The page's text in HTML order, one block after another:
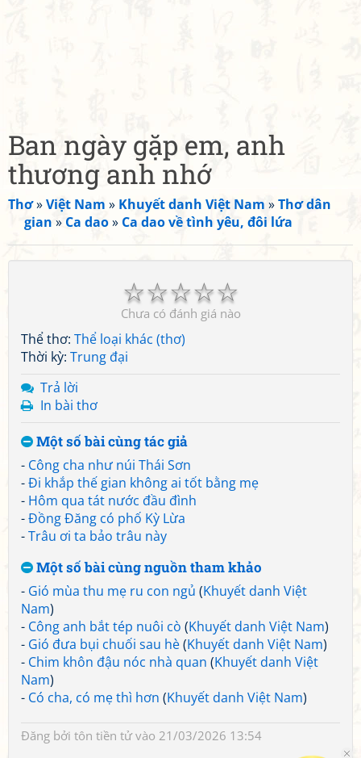
Ban ngày gặp em, anh
thương anh nhớ
Thơ»Việt Nam » Khuyết danh Việt Nam »Thơ dân
gian » Ca dao» Ca dao về tình yêu, đôi lứa
☆
☆
☆
☆
☆
Chưa có đánh giá nào
Thể thơ: Thể loại khác (thơ)
Thời kỳ: Trung đại
Trả lời
In bài thơ
Một số bài cùng tác giả
- Công cha như núi Thái Sơn
-Đi khắp thế gian không ai tốt bằng mẹ
- Hôm qua tát nước đầu đình
-Đồng Đăng có phố Kỳ Lừa
-Trâu ơi ta bảo trâu này
Một số bài cùng nguồn tham khảo
- Gió mùa thu mẹ ru con ngủ (Khuyết danh Việt
Nam)
- Công anh bắt tép nuôi cò (Khuyết danh Việt Nam)
- Gió đưa bụi chuối sau hè(Khuyết danh Việt Nam)
- Chim khôn đậu nóc nhà quan (Khuyết danh Việt
Nam)
- Có cha, có mẹ thì hơn (Khuyết danh Việt Nam)
Đăng bởi tôn tiền tửvào 21/03/2026 13:54